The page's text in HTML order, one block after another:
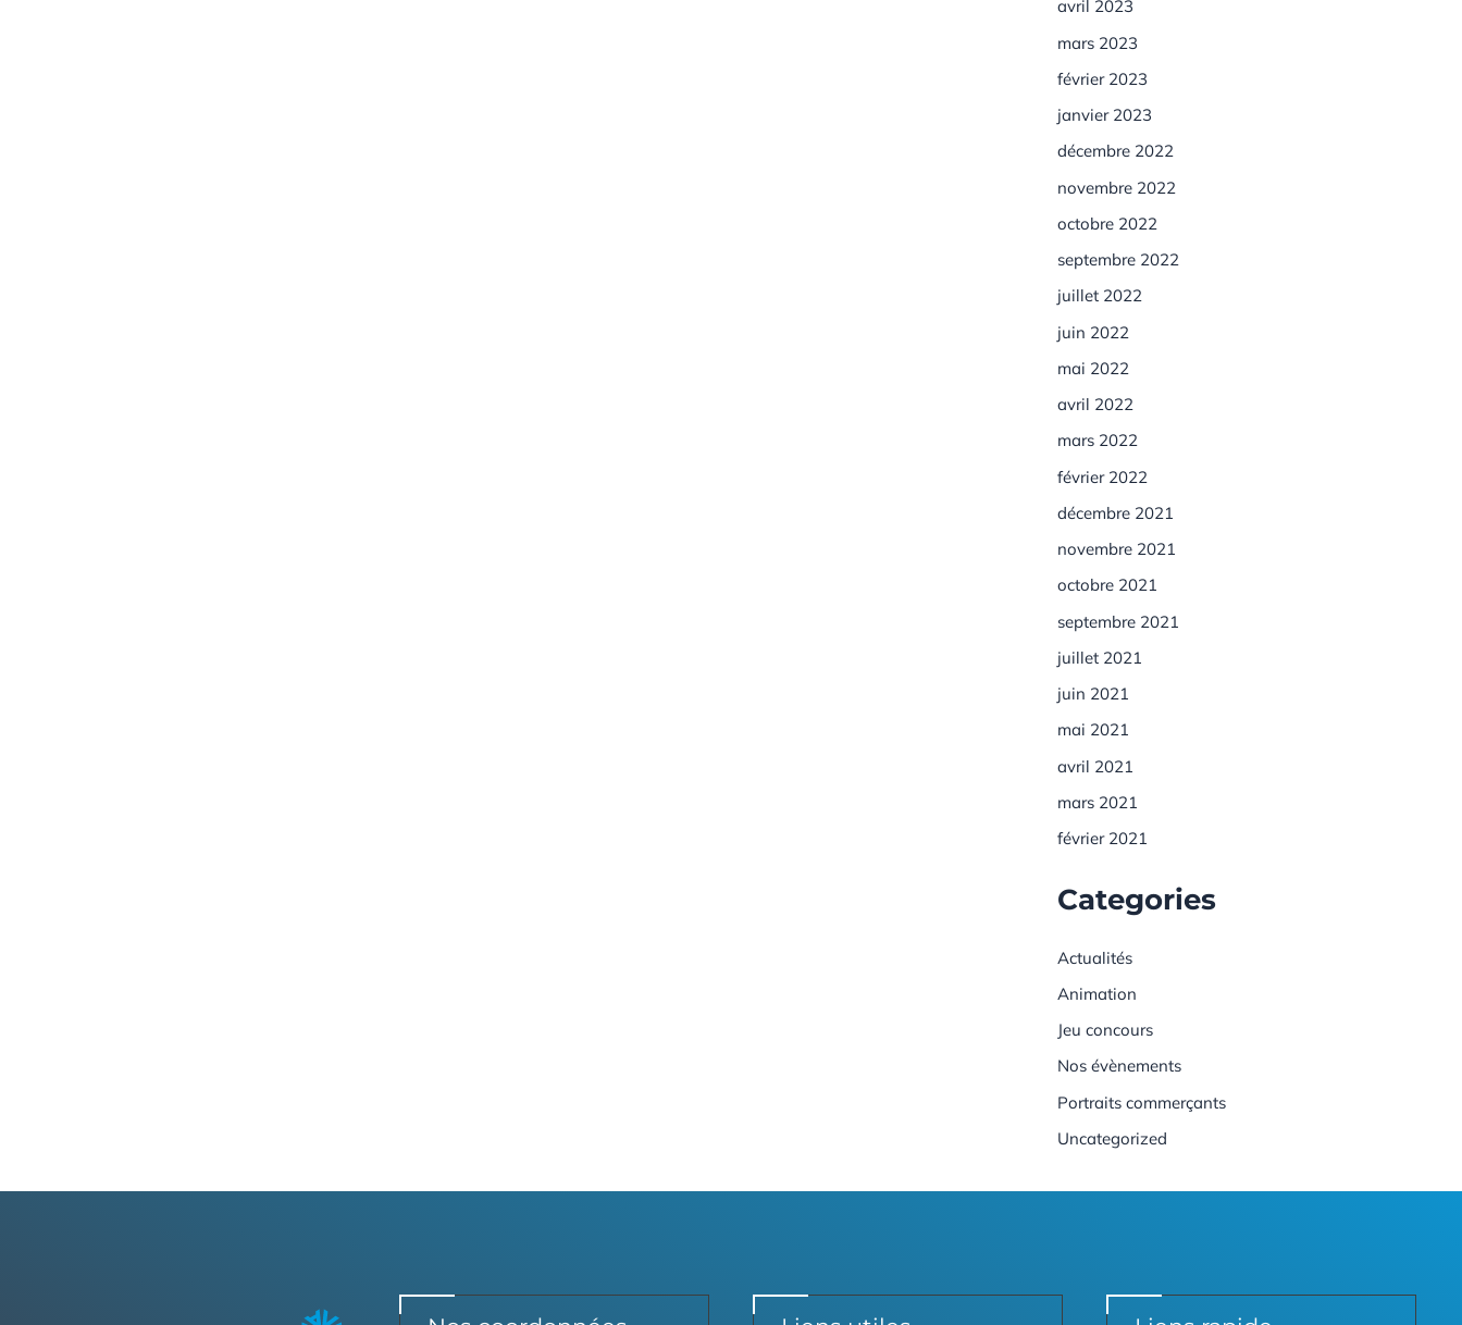
avril 2023
mars 2023
février 2023
janvier 2023
décembre 2022
novembre 2022
octobre 2022
septembre 2022
juillet 2022
juin 2022
mai 2022
avril 2022
mars 2022
février 2022
décembre 2021
novembre 2021
octobre 2021
septembre 2021
juillet 2021
juin 2021
mai 2021
avril 2021
mars 2021
février 2021
Categories
Actualités
Animation
Jeu concours
Nos évènements
Portraits commerçants
Uncategorized